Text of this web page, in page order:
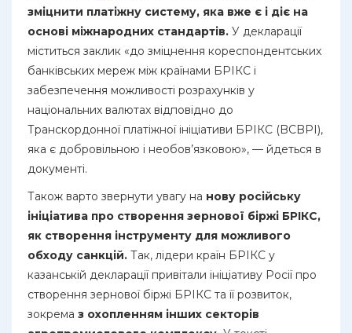
зміцнити платіжну систему, яка вже є і діє на
основі міжнародних стандартів. У декларації
міститься заклик «до зміцнення кореспондентських
банківських мереж між країнами БРІКС і
забезпечення можливості розрахунків у
національних валютах відповідно до
Транскордонної платіжної ініціативи БРІКС (BCBPI),
яка є добровільною і необов’язковою», — йдеться в
документі.
Також варто звернути увагу на нову російську
ініціатива про створення зернової біржі БРІКС,
як створення інструменту для можливого
обходу санкцій. Так, лідери країн БРІКС у
казанській декларації привітали ініціативу Росії про
створення зернової біржі БРІКС та її розвиток,
зокрема з охопленням інших секторів